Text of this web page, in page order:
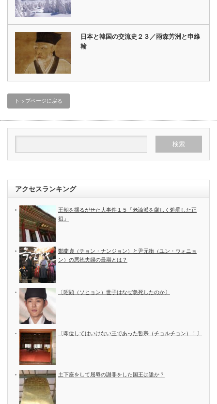
日本と韓国の交流史２３／雨森芳洲と申維
翰
トップページに戻る
アクセスランキング
王朝を揺るがせた大事件１５「老論派を厳しく処罰した正
祖」
鄭蘭貞（チョン・ナンジョン）と尹元衡（ユン・ウォニョ
ン）の悪徳夫婦の最期とは？
〔昭顕（ソヒョン）世子はなぜ急死したのか〕
〔即位してはいけない王であった哲宗（チョルチョン）！〕
土下座をして屈辱の謝罪をした国王は誰か？